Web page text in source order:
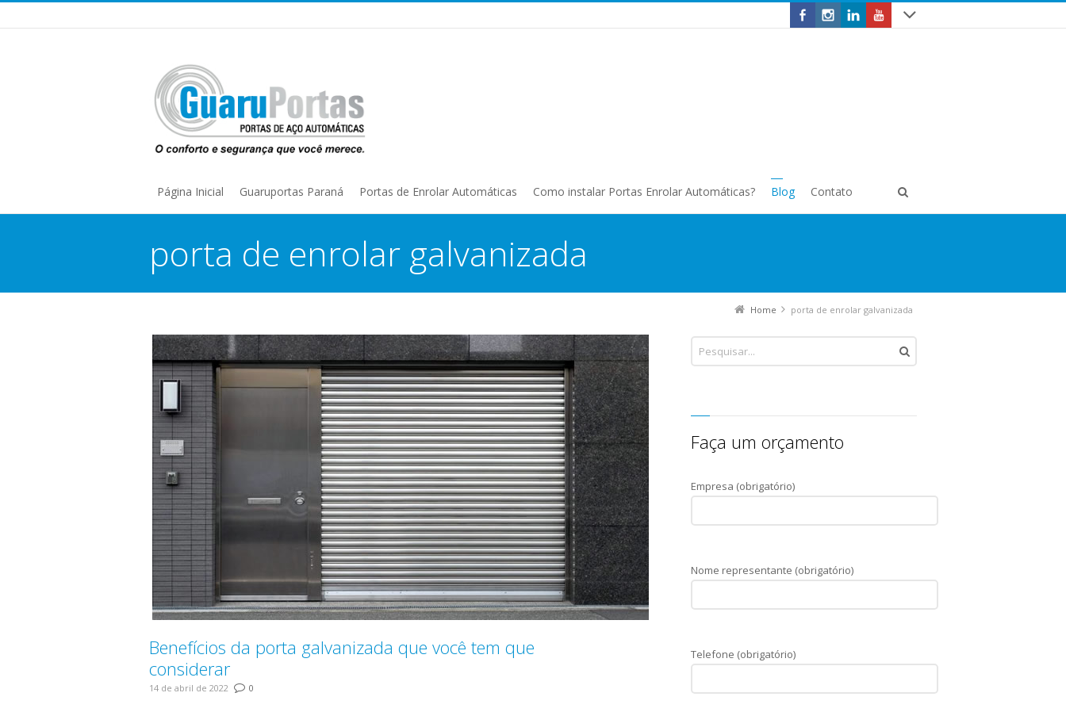
Página Inicial Guaruportas Paraná Portas de Enrolar Automáticas Como instalar Portas Enrolar Automáticas? Blog Contato
porta de enrolar galvanizada
Home porta de enrolar galvanizada
Benefícios da porta galvanizada que você tem que
considerar
14 de abril de 2022 0
Faça um orçamento
Empresa (obrigatório)
Nome representante (obrigatório)
Telefone (obrigatório)